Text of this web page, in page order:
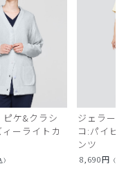
ケ&クラシ
ーライトカ
）
ジェラー
コ:パイピ
ンツ
8,690円 （税